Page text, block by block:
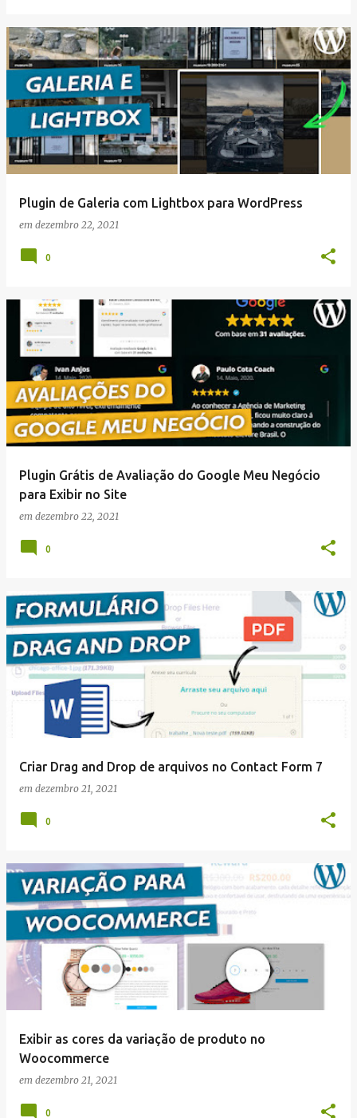
Plugin de Galeria com Lightbox para WordPress
em dezembro 22, 2021
0
Plugin Grátis de Avaliação do Google Meu Negócio
para Exibir no Site
em dezembro 22, 2021
0
Criar Drag and Drop de arquivos no Contact Form 7
em dezembro 21, 2021
0
Exibir as cores da variação de produto no
Woocommerce
em dezembro 21, 2021
0